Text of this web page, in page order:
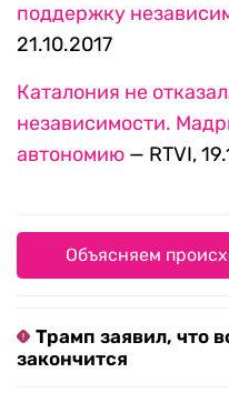
поддержку
21.10.2017
Каталония не
независимости.
автономию — RTVI,
Объясняем
Трамп заявил, что
закончится